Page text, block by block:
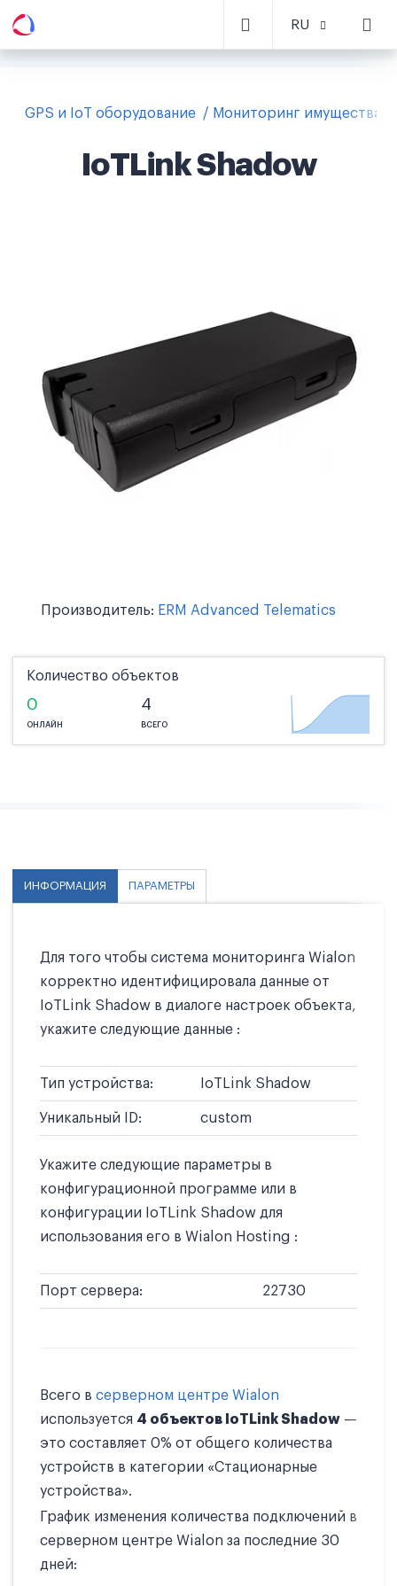
RU
GPS и IoT оборудование Мониторинг имущества
IoTLink Shadow
Производитель: ERM Advanced Telematics
Количество объектов
0
ОНЛАЙН
4
ВСЕГО
ИНФОРМАЦИЯ ПАРАМЕТРЫ
Для того чтобы система мониторинга Wialon
корректно идентифицировала данные от
IoTLink Shadow в диалоге настроек объекта,
укажите следующие данные :
Тип устройства: IoTLink Shadow
Уникальный ID: custom
Укажите следующие параметры в
конфигурационной программе или в
конфигурации IoTLink Shadow для
использования его в Wialon Hosting :
Порт сервера: 22730
Всего в серверном центре Wialon
используется 4 объектов IoTLink Shadow —
это составляет 0% от общего количества
устройств в категории «Стационарные
устройства».
График изменения количества подключений в
серверном центре Wialon за последние 30
дней: